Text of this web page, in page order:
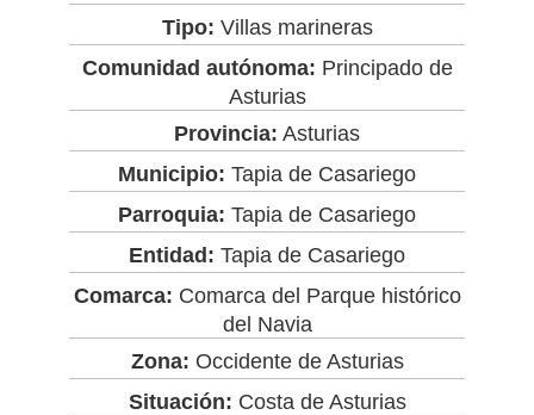
Tipo: Villas marineras
Comunidad autónoma: Principado de
Asturias
Provincia: Asturias
Municipio: Tapia de Casariego
Parroquia: Tapia de Casariego
Entidad: Tapia de Casariego
Comarca: Comarca del Parque histórico
del Navia
Zona: Occidente de Asturias
Situación: Costa de Asturias